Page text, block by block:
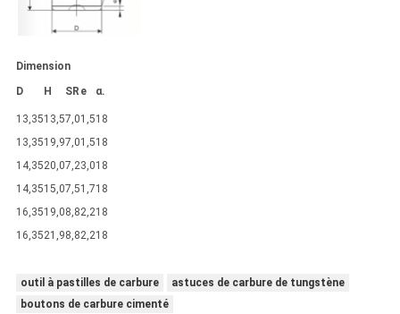
Dimension
D
H SR e α.
13,3513,57,01,518
13,3519,97,01,518
14,3520,07,23,018
14,3515,07,51,718
16,3519,08,82,218
16,3521,98,82,218
outil à pastilles de carbure
astuces de carbure de tungstène
boutons de carbure cimenté